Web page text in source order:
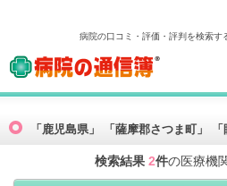
病院の口コミ・評価・評判を検索す
病院の通信簿
検索結果 2件の医療機